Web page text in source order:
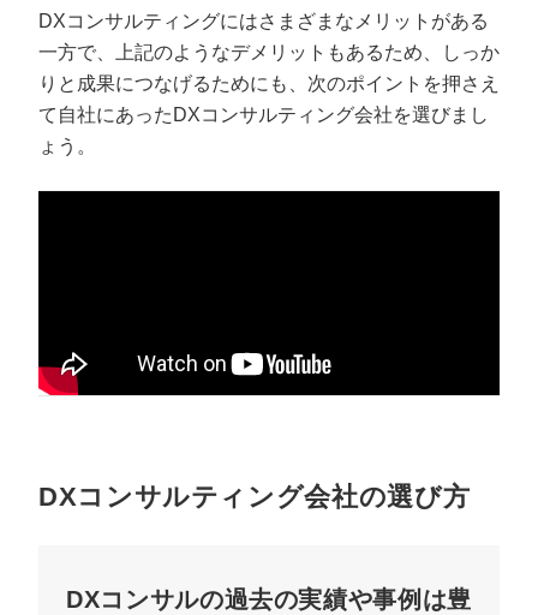
DXコンサルティングにはさまざまなメリットがある
一方で、上記のようなデメリットもあるため、しっか
りと成果につなげるためにも、次のポイントを押さえ
て自社にあったDXコンサルティング会社を選びまし
ょう。
DXコンサルティング会社の選び方
DXコンサルの過去の実績や事例は豊